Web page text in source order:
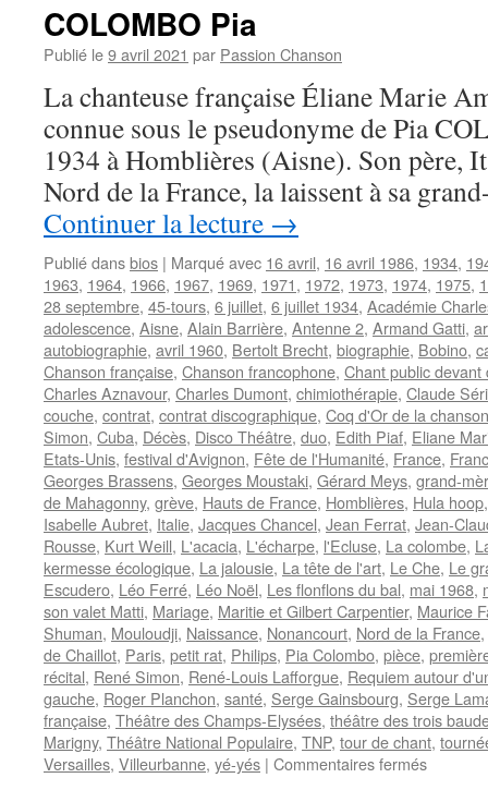
COLOMBO Pia
Publié le9 avril 2021 par Passion Chanson
La chanteuse française Éliane Marie
connue sous le pseudonyme de Pia
1934 à Homblières (Aisne). Son père,
Nord de la France, la laissent à sa
Continuer la lecture →
Publié dansbios | Marqué avec 16 avril, 16 avril 1986, 1934,
1963, 1964, 1966, 1967, 1969, 1971, 1972, 1973, 1974, 1975,
28 septembre, 45-tours, 6 juillet, 6 juillet 1934, Académie
adolescence, Aisne, Alain Barrière, Antenne 2, Armand Gatti,
autobiographie, avril 1960, Bertolt Brecht, biographie, Bobino,
Chanson française, Chanson francophone, Chant public
Charles Aznavour, Charles Dumont, chimiothérapie, Claude
couche, contrat, contrat discographique, Coq d'Or de la
Simon, Cuba, Décès, Disco Théâtre, duo, Edith Piaf, Eliane
Etats-Unis, festival d'Avignon, Fête de l'Humanité, France,
Georges Brassens, Georges Moustaki, Gérard Meys, grand-
de Mahagonny, grève, Hauts de France, Homblières, Hula hoop
Isabelle Aubret, Italie, Jacques Chancel, Jean Ferrat, Jean-
Rousse, Kurt Weill, L'acacia, L'écharpe, l'Ecluse, La colombe,
kermesse écologique, La jalousie, La tête de l'art, Le Che, Le
Escudero, Léo Ferré, Léo Noël, Les flonflons du bal, mai 1968,
son valet Matti, Mariage, Maritie et Gilbert Carpentier, Maurice
Shuman, Mouloudji, Naissance, Nonancourt, Nord de la France,
de Chaillot, Paris, petit rat, Philips, Pia Colombo, pièce,
récital, René Simon, René-Louis Lafforgue, Requiem autour
gauche, Roger Planchon, santé, Serge Gainsbourg, Serge
française, Théâtre des Champs-Elysées, théâtre des trois
Marigny, Théâtre National Populaire, TNP, tour de chant,
Versailles, Villeurbanne, yé-yés | Commentaires ferméssur